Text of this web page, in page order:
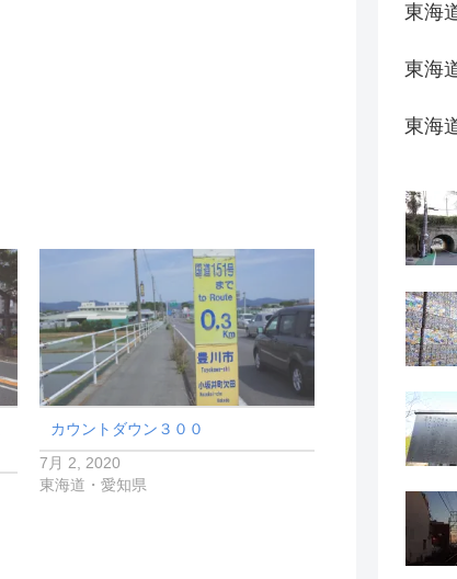
カウントダウン３００
7月 2, 2020
東海道・愛知県
東海
東海
東海